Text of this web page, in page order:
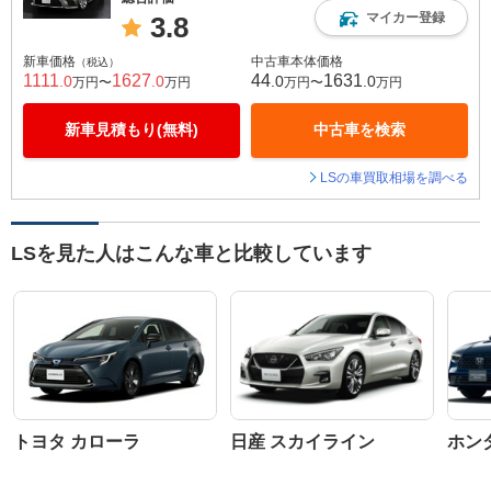
3.8 マイカー登録
新車価格 （税込）
1111 .0万円〜1627 .0万円
新車見積もり(無料)
中古車本体価格
44 .0万円〜1631 .0万円
中古車を検索
LSの車買取相場を調べる
LSを見た人はこんな車と比較しています
トヨタ カローラ 日産 スカイライン ホン